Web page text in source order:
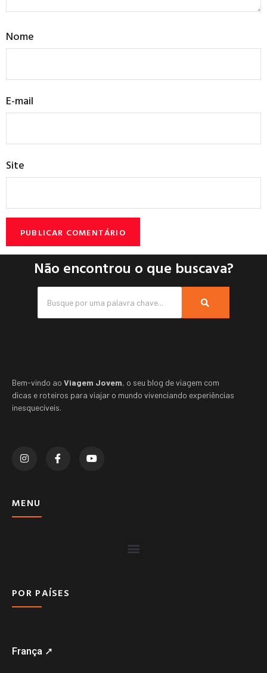
Nome
E-mail
Site
Não encontrou o que buscava?
Bem-vindo ao Viagem Jovem, o seu blog de viagem com
dicas e roteiros para viajar o mundo vivenciando experiências
inesquecíveis.
MENU
POR PAÍSES
França ➚